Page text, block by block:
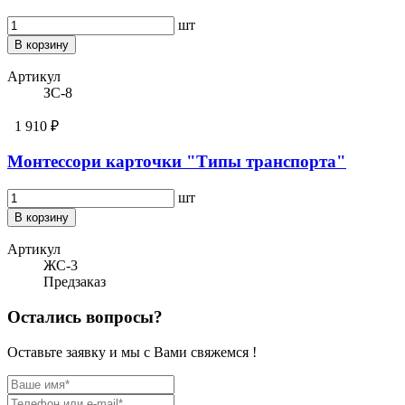
шт
В корзину
Артикул
ЗС-8
1 910 ₽
Монтессори карточки "Типы транспорта"
шт
В корзину
Артикул
ЖС-3
Предзаказ
Остались вопросы?
Оставьте заявку и мы с Вами свяжемся !